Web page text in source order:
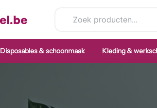
Disposables & schoonmaak Kleding &